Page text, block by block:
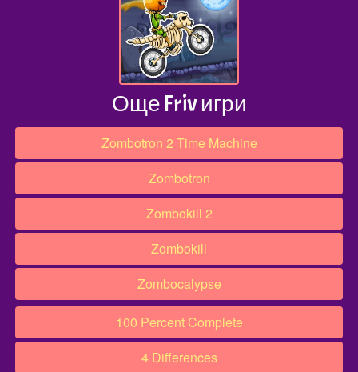
Още Friv игри
Zombotron 2 Time Machine
Zombotron
Zombokill 2
Zombokill
Zombocalypse
100 Percent Complete
4 Differences